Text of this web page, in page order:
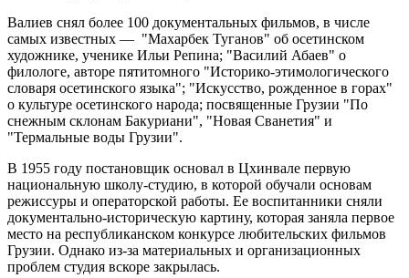
Валиев снял более 100 документальных фильмов, в числе
самых известных — "Махарбек Туганов" об осетинском
художнике, ученике Ильи Репина; "Василий Абаев" о
филологе, авторе пятитомного "Историко-этимологического
словаря осетинского языка"; "Искусство, рожденное в горах"
о культуре осетинского народа; посвященные Грузии "По
снежным склонам Бакуриани", "Новая Сванетия" и
"Термальные воды Грузии".
В 1955 году постановщик основал в Цхинвале первую
национальную школу-студию, в которой обучали основам
режиссуры и операторской работы. Ее воспитанники сняли
документально-историческую картину, которая заняла первое
место на республиканском конкурсе любительских фильмов
Грузии. Однако из-за материальных и организационных
проблем студия вскоре закрылась.